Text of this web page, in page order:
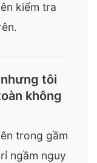
kiểm tra
nhưng tôi
không
trong gầm
ngầm nguy